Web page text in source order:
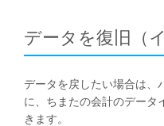
データを復旧（
データを戻したい場合は、
に、ちまたの会計のデータ
きます。